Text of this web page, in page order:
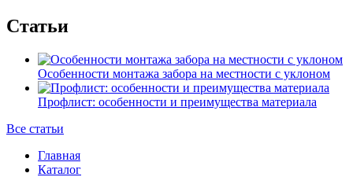
Статьи
Особенности монтажа забора на местности с уклоном
Профлист: особенности и преимущества материала
Все статьи
Главная
Каталог